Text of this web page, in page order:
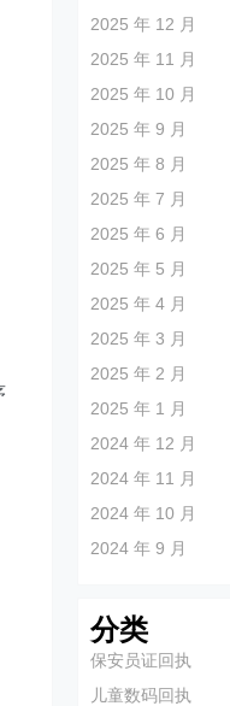
2025 年 12 月
2025 年 11 月
2025 年 10 月
2025 年 9 月
2025 年 8 月
2025 年 7 月
2025 年 6 月
2025 年 5 月
2025 年 4 月
2025 年 3 月
2025 年 2 月
2025 年 1 月
2024 年 12 月
2024 年 11 月
2024 年 10 月
2024 年 9 月
分类
保安员证回执
儿童数码回执